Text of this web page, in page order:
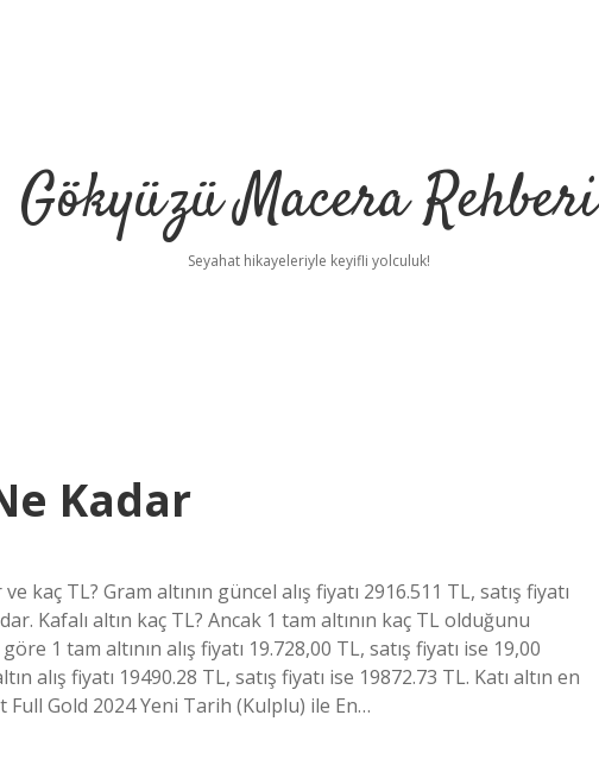
Gökyüzü Macera Rehberi
Seyahat hikayeleriyle keyifli yolculuk!
Kadar
kaç TL? Gram altının güncel alış fiyatı 2916.511 TL, satış fiyatı
Kafalı altın kaç TL? Ancak 1 tam altının kaç TL olduğunu
1 tam altının alış fiyatı 19.728,00 TL, satış fiyatı ise 19,00
alış fiyatı 19490.28 TL, satış fiyatı ise 19872.73 TL. Katı altın en
Full Gold 2024 Yeni Tarih (Kulplu) ile En…